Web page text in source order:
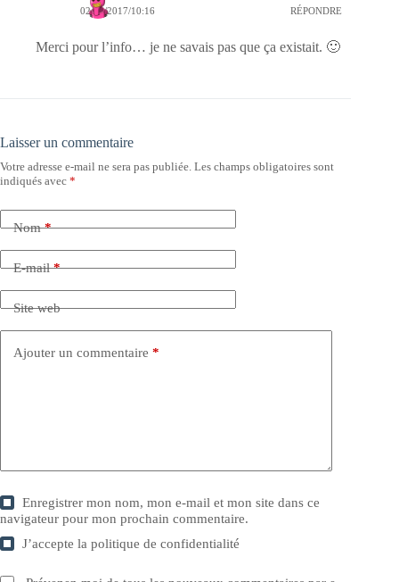
02/02/2017/10:16 RÉPONDRE
Merci pour l’info… je ne savais pas que ça existait. 🙂
Laisser un commentaire
Votre adresse e-mail ne sera pas publiée. Les champs obligatoires sont
indiqués avec *
Nom*
E-mail*
Site web
Ajouter un commentaire *
Enregistrer mon nom, mon e-mail et mon site dans ce
navigateur pour mon prochain commentaire.
J’accepte lapolitique de confidentialité